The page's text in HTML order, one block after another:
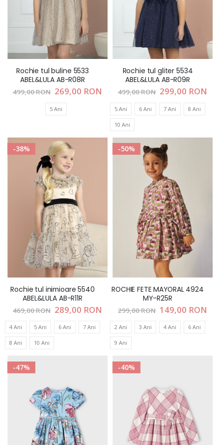
Rochie tul buline 5533
ABEL&LULA AB-R08R
499,00 RON Pret
special
269,00 RON
5 Ani
Rochie tul gliter 5534
ABEL&LULA AB-R09R
499,00 RON Pret
special
299,00 RON
5 Ani 6 Ani 7 Ani 8 Ani
10 Ani
-38%
Rochie tul inimioare 5540
ABEL&LULA AB-R11R
469,00 RON Pret
special
289,00 RON
4 Ani 5 Ani 6 Ani 7 Ani
8 Ani 10 Ani
-50%
ROCHIE FETE MAYORAL 4924
MY-R25R
299,00 RON Pret
special
149,00 RON
2 Ani 3 Ani 4 Ani 6 Ani
9 Ani
-47% -40%